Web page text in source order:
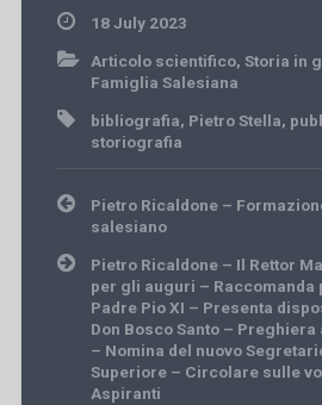
18 July 2023
Articolo scientifico, Storia in
Famiglia Salesiana
bibliografia, Pietro Stella,
storiografia
Post
navigation
Pietro Ricaldone –
salesiano
Pietro Ricaldone – Il Rettor
per gli auguri – Raccomanda
Padre Pio XI – Presenta
Don Bosco Santo –
– Nomina del nuovo
Superiore – Circolare sulle
Aspiranti